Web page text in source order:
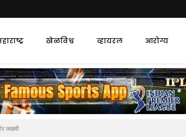
खेळविश्व व्हायरल आरोग्य
जखमी